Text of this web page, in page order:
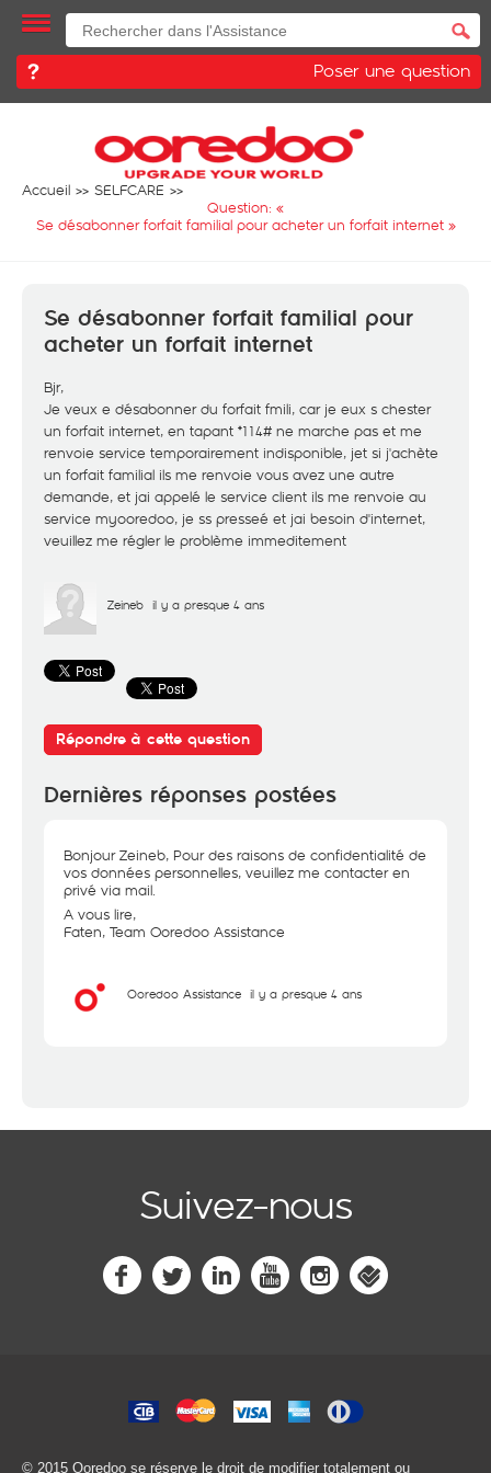
Poser une question
Accueil
SELFCARE
Question: «
Se désabonner forfait familial pour acheter un forfait internet»
Se désabonner forfait familial pour
acheter un forfait internet
Bjr,
Je veux e désabonner du forfait fmili, car je eux s chester
un forfait internet, en tapant *114# ne marche pas et me
renvoie service temporairement indisponible, jet si j'achète
un forfait familial ils me renvoie vous avez une autre
demande, et jai appelé le service client ils me renvoie au
service myooredoo, je ss presseé et jai besoin d'internet,
veuillez me régler le problème immeditement
Zeineb il y a presque 4 ans
Répondre à cette question
Dernières réponses postées
Bonjour Zeineb, Pour des raisons de confidentialité de
vos données personnelles, veuillez me contacter en
privé via mail.
A vous lire,
Faten, Team Ooredoo Assistance
Ooredoo Assistance il y a presque 4 ans
Suivez-nous
© 2015 Ooredoo se réserve le droit de modifier totalement ou